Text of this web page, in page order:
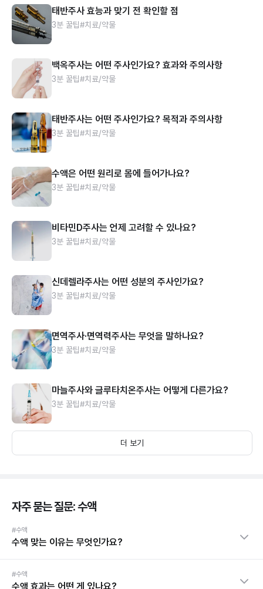
태반주사 효능과 맞기 전 확인할 점
3분 꿀팁#치료/약물
백옥주사는 어떤 주사인가요? 효과와 주의사항
3분 꿀팁#치료/약물
태반주사는 어떤 주사인가요? 목적과 주의사항
3분 꿀팁#치료/약물
수액은 어떤 원리로 몸에 들어가나요?
3분 꿀팁#치료/약물
비타민D주사는 언제 고려할 수 있나요?
3분 꿀팁#치료/약물
신데렐라주사는 어떤 성분의 주사인가요?
3분 꿀팁#치료/약물
면역주사·면역력주사는 무엇을 말하나요?
3분 꿀팁#치료/약물
마늘주사와 글루타치온주사는 어떻게 다른가요?
3분 꿀팁#치료/약물
더 보기
자주 묻는 질문: 수액
#수액
수액 맞는 이유는 무엇인가요?
#수액
수액 효과는 어떤 게 있나요?